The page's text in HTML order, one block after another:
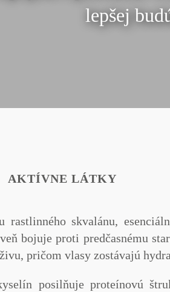
lepšej
AKTÍVNE LÁTKY
rastlinného skvalánu,
bojuje proti predčasnému
pričom vlasy zostávajú
posilňuje proteínovú